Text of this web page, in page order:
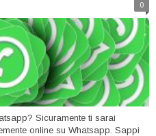
0
Sicuramente ti sarai
online su Whatsapp. Sappi